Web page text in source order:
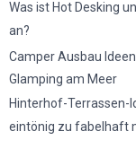
Was ist Hot Desking
an?
Camper Ausbau
Glamping am Meer
Hinterhof-Terrassen-
eintönig zu fabelhaft